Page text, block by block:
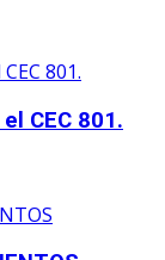
CEC 801.